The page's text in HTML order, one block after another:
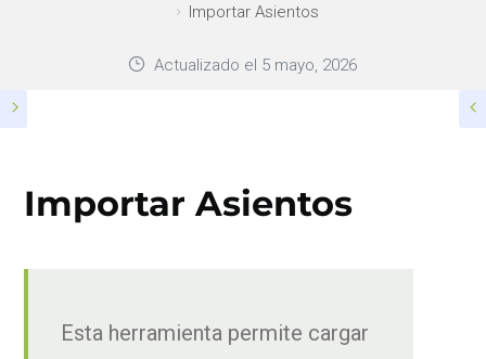
Importar Asientos
Actualizado el 5 mayo, 2026
Importar Asientos
Esta herramienta permite cargar